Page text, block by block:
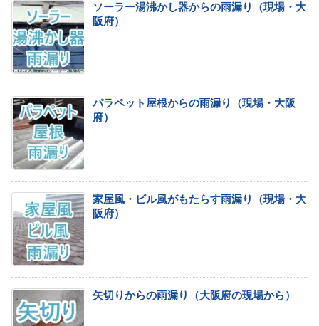
ソーラー湯沸かし器からの雨漏り（現場・大
阪府）
パラペット屋根からの雨漏り（現場・大阪
府）
家屋風・ビル風がもたらす雨漏り（現場・大
阪府）
矢切りからの雨漏り（大阪府の現場から）